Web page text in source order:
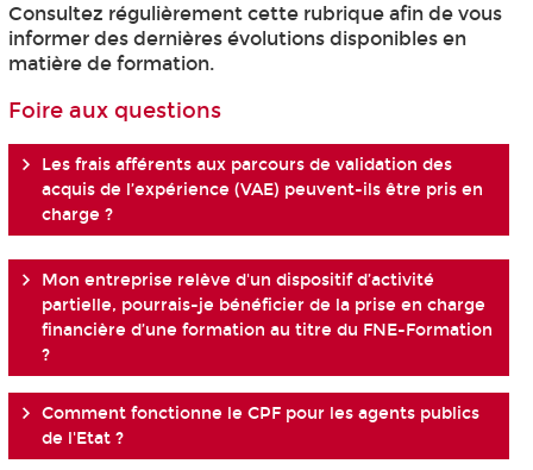
Consultez régulièrement cette rubrique afin de vous
informer des dernières évolutions disponibles en
matière de formation.
Foire aux questions
Les frais afférents aux parcours de validation des
acquis de l’expérience (VAE) peuvent-ils être pris en
charge ?
Mon entreprise relève d'un dispositif d’activité
partielle, pourrais-je bénéficier de la prise en charge
financière d’une formation au titre du FNE-Formation
?
Comment fonctionne le CPF pour les agents publics
de l'Etat ?